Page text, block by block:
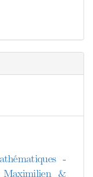
-
Maximilien &